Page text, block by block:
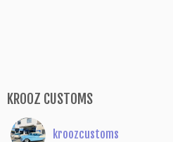
KROOZ CUSTOMS
kroozcustoms